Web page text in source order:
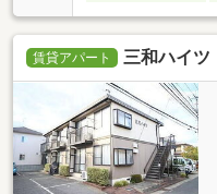
賃貸アパート 三和ハイツ